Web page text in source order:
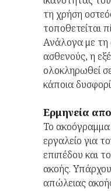
τη χρήση
τοποθετείται
Ανάλογα με τη
ασθενούς, η
ολοκληρωθεί
κάποια
Ερμηνεία
Το ακοόγραμμα
εργαλείο για
επιπέδου και
ακοής.
απώλειας